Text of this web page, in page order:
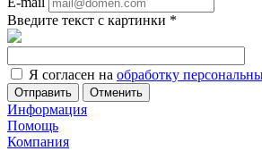
Введите текст с картинки *
Я согласен на обработку
Отменить
Информация
Помощь
Компания